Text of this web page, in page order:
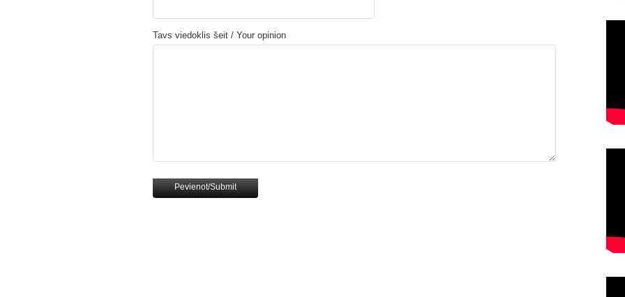
Tavs viedoklis šeit / Your opinion